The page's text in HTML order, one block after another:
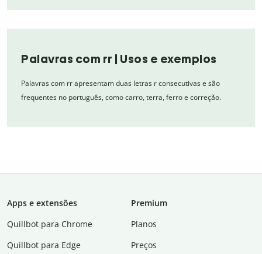
Palavras com rr | Usos e exemplos
Palavras com rr apresentam duas letras r consecutivas e são
frequentes no português, como carro, terra, ferro e correção.
Apps e extensões
Quillbot para Chrome
Quillbot para Edge
Premium
Planos
Preços